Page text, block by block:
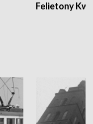
Felietony